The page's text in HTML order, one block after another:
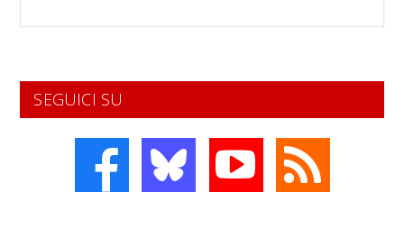
SEGUICI SU